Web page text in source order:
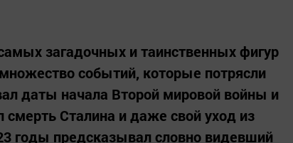
загадочных и таинственных фигур
событий, которые потрясли
даты начала Второй мировой войны и
Сталина и даже свой уход из
годы предсказывал словно видевший